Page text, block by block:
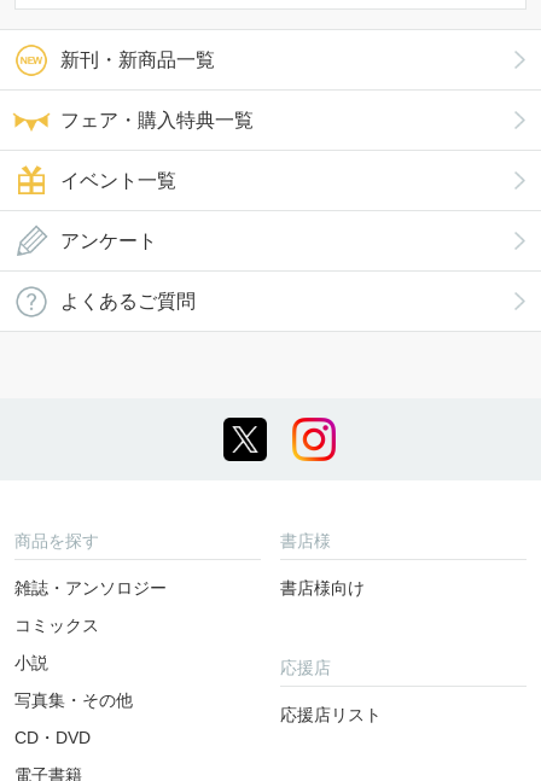
新刊・新商品一覧
フェア・購入特典一覧
イベント一覧
アンケート
よくあるご質問
商品を探す
雑誌・アンソロジー
コミックス
小説
写真集・その他
CD・DVD
電子書籍
書店様
書店様向け
応援店
応援店リスト